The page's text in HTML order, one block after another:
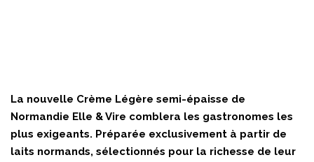
La nouvelle Crème Légère semi-épaisse de
Normandie Elle & Vire comblera les gastronomes les
plus exigeants. Préparée exclusivement à partir de
laits normands, sélectionnés pour la richesse de leur